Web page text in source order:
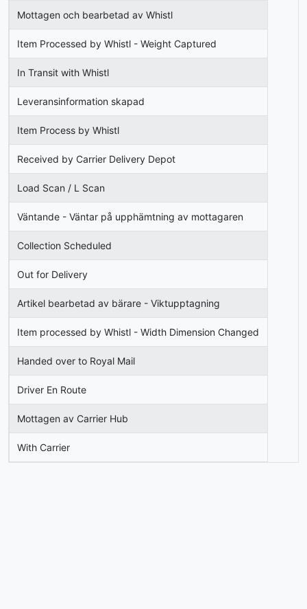
Mottagen och bearbetad av Whistl
Item Processed by Whistl - Weight Captured
In Transit with Whistl
Leveransinformation skapad
Item Process by Whistl
Received by Carrier Delivery Depot
Load Scan / L Scan
Väntande - Väntar på upphämtning av mottagaren
Collection Scheduled
Out for Delivery
Artikel bearbetad av bärare - Viktupptagning
Item processed by Whistl - Width Dimension Changed
Handed over to Royal Mail
Driver En Route
Mottagen av Carrier Hub
With Carrier